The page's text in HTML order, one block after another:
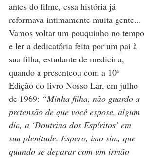
antes do filme, essa história já
reformava intimamente muita gente...
Vamos voltar um pouquinho no tempo
e ler a dedicatória feita por um pai à
sua filha, estudante de medicina,
quando a presenteou com a 10ª
Edição do livro Nosso Lar, em julho
de 1969: “Minha filha, não guardo a
pretensão de que você espose, algum
dia, a ‘Doutrina dos Espíritos’ em
sua plenitude. Espero, isto sim, que
quando se deparar com um irmão